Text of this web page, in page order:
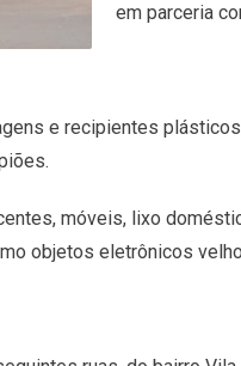
em parceria
e recipientes
móveis, lixo
objetos eletrônicos